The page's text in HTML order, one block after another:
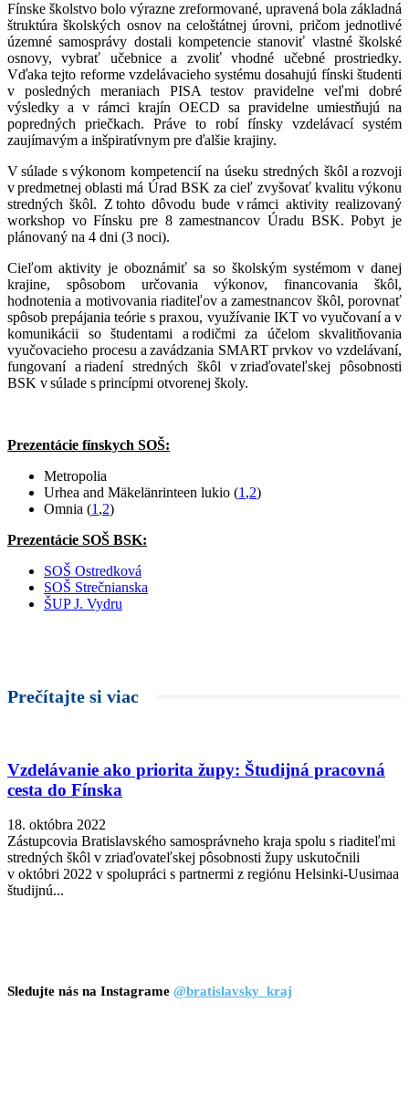
Fínske školstvo bolo výrazne zreformované, upravená bola základná
štruktúra školských osnov na celoštátnej úrovni, pričom jednotlivé
územné samosprávy dostali kompetencie stanoviť vlastné školské
osnovy, vybrať učebnice a zvoliť vhodné učebné prostriedky.
Vďaka tejto reforme vzdelávacieho systému dosahujú fínski študenti
v posledných meraniach PISA testov pravidelne veľmi dobré
výsledky a v rámci krajín OECD sa pravidelne umiestňujú na
popredných priečkach. Práve to robí fínsky vzdelávací systém
zaujímavým a inšpiratívnym pre ďalšie krajiny.
V súlade s výkonom kompetencií na úseku stredných škôl a rozvoji
v predmetnej oblasti má Úrad BSK za cieľ zvyšovať kvalitu výkonu
stredných škôl. Z tohto dôvodu bude v rámci aktivity realizovaný
workshop vo Fínsku pre 8 zamestnancov Úradu BSK. Pobyt je
plánovaný na 4 dni (3 noci).
Cieľom aktivity je oboznámiť sa so školským systémom v danej
krajine, spôsobom určovania výkonov, financovania škôl,
hodnotenia a motivovania riaditeľov a zamestnancov škôl, porovnať
spôsob prepájania teórie s praxou, využívanie IKT vo vyučovaní a v
komunikácii so študentami a rodičmi za účelom skvalitňovania
vyučovacieho procesu a zavádzania SMART prvkov vo vzdelávaní,
fungovaní a riadení stredných škôl v zriaďovateľskej pôsobnosti
BSK v súlade s princípmi otvorenej školy.
Prezentácie fínskych SOŠ:
Metropolia
Urhea and Mäkelänrinteen lukio (1 ,2)
Omnia (1 ,2)
Prezentácie SOŠ BSK:
SOŠ Ostredková
SOŠ Strečnianska
ŠUP J. Vydru
Prečítajte si viac
Vzdelávanie ako priorita župy: Študijná pracovná
cesta do Fínska
18. októbra 2022
Zástupcovia Bratislavského samosprávneho kraja spolu s riaditeľmi
stredných škôl v zriaďovateľskej pôsobnosti župy uskutočnili
v októbri 2022 v spolupráci s partnermi z regiónu Helsinki-Uusimaa
študijnú...
Sledujte nás na Instagrame @bratislavsky_kraj